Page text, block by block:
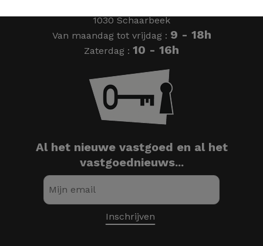
1030 Schaarbeek
Van maandag tot vrijdag : 9 - 18h
Zaterdag : 10 - 16h
Al het nieuwe vastgoed en al het
vastgoednieuws...